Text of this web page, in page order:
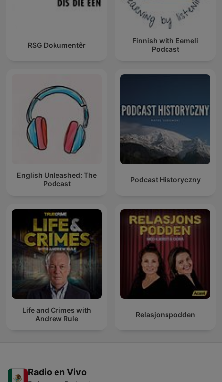
RSG Dokumentêr
Finnish with Eemeli
Podcast
English Unleashed: The
Podcast
Podcast Historyczny
Life and Crimes with
Andrew Rule
Relasjonspodden
Radio en Vivo